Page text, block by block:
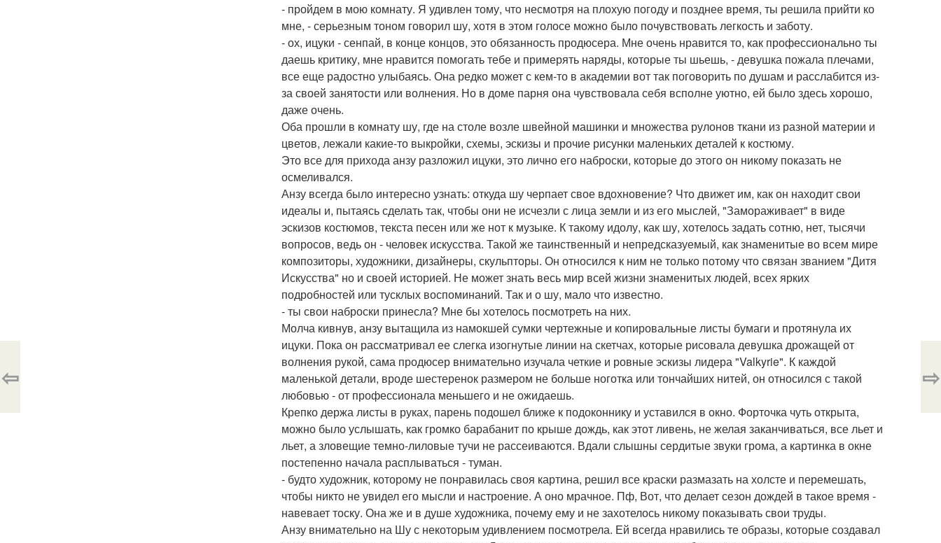
- пройдем в мою комнату. Я удивлен тому, что несмотря на плохую погоду и позднее время, ты решила прийти ко
мне, - серьезным тоном говорил шу, хотя в этом голосе можно было почувствовать легкость и заботу.
- ох, ицуки - сенпай, в конце концов, это обязанность продюсера. Мне очень нравится то, как профессионально ты
даешь критику, мне нравится помогать тебе и примерять наряды, которые ты шьешь, - девушка пожала плечами,
все еще радостно улыбаясь. Она редко может с кем-то в академии вот так поговорить по душам и расслабится из-
за своей занятости или волнения. Но в доме парня она чувствовала себя всполне уютно, ей было здесь хорошо,
даже очень.
Оба прошли в комнату шу, где на столе возле швейной машинки и множества рулонов ткани из разной материи и
цветов, лежали какие-то выкройки, схемы, эскизы и прочие рисунки маленьких деталей к костюму.
Это все для прихода анзу разложил ицуки, это лично его наброски, которые до этого он никому показать не
осмеливался.
Анзу всегда было интересно узнать: откуда шу черпает свое вдохновение? Что движет им, как он находит свои
идеалы и, пытаясь сделать так, чтобы они не исчезли с лица земли и из его мыслей, "Замораживает" в виде
эскизов костюмов, текста песен или же нот к музыке. К такому идолу, как шу, хотелось задать сотню, нет, тысячи
вопросов, ведь он - человек искусства. Такой же таинственный и непредсказуемый, как знаменитые во всем мире
композиторы, художники, дизайнеры, скульпторы. Он относился к ним не только потому что связан званием "Дитя
Искусства" но и своей историей. Не может знать весь мир всей жизни знаменитых людей, всех ярких
подробностей или тусклых воспоминаний. Так и о шу, мало что известно.
- ты свои наброски принесла? Мне бы хотелось посмотреть на них.
Молча кивнув, анзу вытащила из намокшей сумки чертежные и копировальные листы бумаги и протянула их
ицуки. Пока он рассматривал ее слегка изогнутые линии на скетчах, которые рисовала девушка дрожащей от
волнения рукой, сама продюсер внимательно изучала четкие и ровные эскизы лидера "Valkyrie". К каждой
маленькой детали, вроде шестеренок размером не больше ноготка или тончайших нитей, он относился с такой
любовью - от профессионала меньшего и не ожидаешь.
Крепко держа листы в руках, парень подошел ближе к подоконнику и уставился в окно. Форточка чуть открыта,
можно было услышать, как громко барабанит по крыше дождь, как этот ливень, не желая заканчиваться, все льет и
льет, а зловещие темно-лиловые тучи не рассеиваются. Вдали слышны сердитые звуки грома, а картинка в окне
постепенно начала расплываться - туман.
- будто художник, которому не понравилась своя картина, решил все краски размазать на холсте и перемешать,
чтобы никто не увидел его мысли и настроение. А оно мрачное. Пф, Вот, что делает сезон дождей в такое время -
навевает тоску. Она же и в душе художника, почему ему и не захотелось никому показывать свои труды.
Анзу внимательно на Шу с некоторым удивлением посмотрела. Ей всегда нравились те образы, которые создавал
⇦ ⇨